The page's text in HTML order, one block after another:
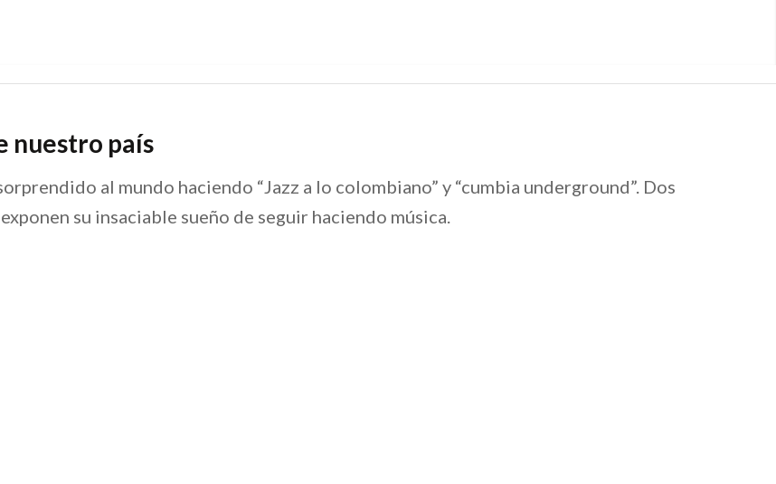
nuestro país
al mundo haciendo “Jazz a lo colombiano” y “cumbia underground”. Dos
su insaciable sueño de seguir haciendo música.